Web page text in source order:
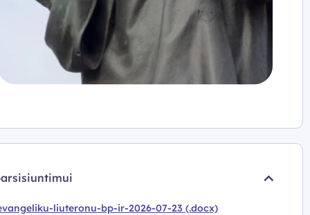
liuteronu-bp-ir-2026-07-23 (.docx)